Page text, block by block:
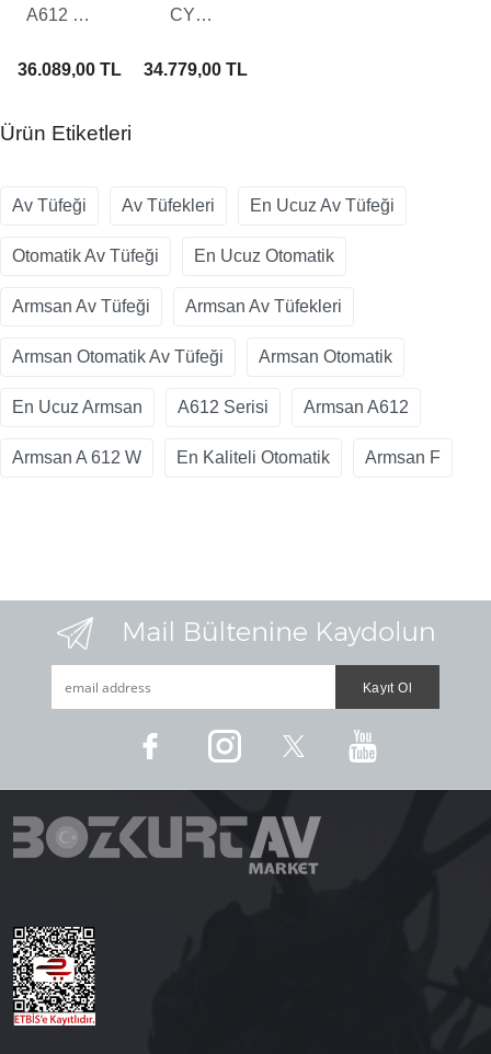
A612 W
Av Tüfeği
36.089,00 TL
CY
Otomatik
34.779,00 TL
Ürün Etiketleri
Av Tüfeği Av Tüfekleri En Ucuz Av Tüfeği
Otomatik Av Tüfeği En Ucuz Otomatik
Armsan Av Tüfeği Armsan Av Tüfekleri
Armsan Otomatik Av Tüfeği Armsan Otomatik
En Ucuz Armsan A612 Serisi Armsan A612
Armsan A 612 W En Kaliteli Otomatik Armsan F